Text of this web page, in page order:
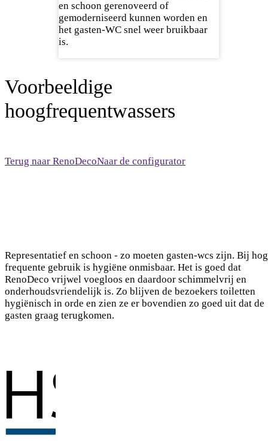
en schoon gerenoveerd of
gemoderniseerd kunnen worden en
het gasten-WC snel weer bruikbaar
is.
Voorbeeldige
hoogfrequentwassers
Terug naar RenoDecoNaar de configurator
Representatief en schoon - zo moeten gasten-wcs zijn. Bij
frequente gebruik is hygiëne onmisbaar. Het is goed dat
RenoDeco vrijwel voegloos en daardoor schimmelvrij en
onderhoudsvriendelijk is. Zo blijven de bezoekers toiletten
hygiënisch in orde en zien ze er bovendien zo goed uit dat de
gasten graag terugkomen.